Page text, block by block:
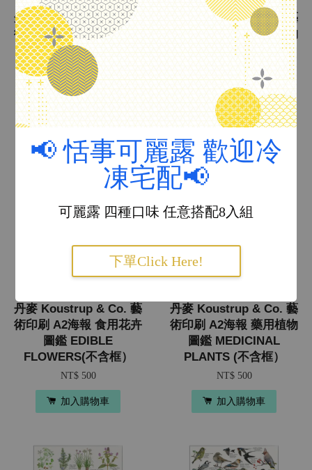
📢 恬事可麗露 歡迎冷
凍宅配📢
可麗露 四種口味 任意搭配8入組
下單Click Here!
丹麥 Koustrup & Co. 藝
術印刷 A4印刷畫 鷦鷯雀
鳥 WREN (不含框)
NT$ 250
加入購物車
丹麥 Koustrup & Co. 藝
術印刷 A2海報 有毒植物
圖鑑 POISONOUS
PLANTS (不含框)
NT$ 500
加入購物車
丹麥 Koustrup & Co. 藝
術印刷 A2海報 食用花卉
圖鑑 EDIBLE
FLOWERS(不含框）
NT$ 500
加入購物車
丹麥 Koustrup & Co. 藝
術印刷 A2海報 藥用植物
圖鑑 MEDICINAL
PLANTS (不含框）
NT$ 500
加入購物車